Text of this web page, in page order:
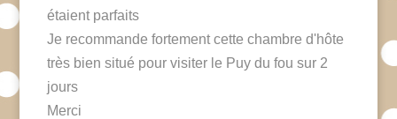
étaient parfaits
Je recommande fortement cette chambre d'hôte
très bien situé pour visiter le Puy du fou sur 2
jours
Merci